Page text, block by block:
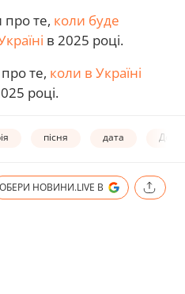
про те, коли буде
в 2025 році.
те, коли в Україні
році.
пісня дата День
ОБЕРИ НОВИНИ.LIVE В